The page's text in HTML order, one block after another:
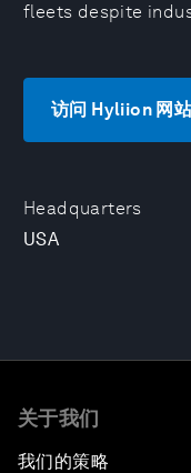
Headquarters
USA
fleets despite
访问 Hyliion 网
关于我们
我们的策略